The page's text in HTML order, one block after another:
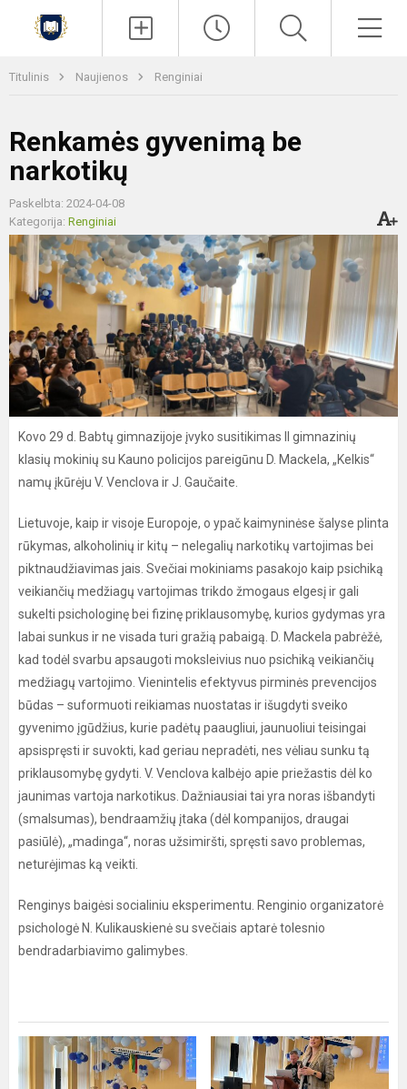
Titulinis Naujienos Renginiai
Renkamės gyvenimą be
narkotikų
Paskelbta: 2024-04-08
Kategorija: Renginiai
Kovo 29 d. Babtų gimnazijoje įvyko susitikimas II gimnazinių
klasių mokinių su Kauno policijos pareigūnu D. Mackela, „Kelkis“
namų įkūrėju V. Venclova ir J. Gaučaite.
Lietuvoje, kaip ir visoje Europoje, o ypač kaimyninėse šalyse plinta
rūkymas, alkoholinių ir kitų – nelegalių narkotikų vartojimas bei
piktnaudžiavimas jais. Svečiai mokiniams pasakojo kaip psichiką
veikiančių medžiagų vartojimas trikdo žmogaus elgesį ir gali
sukelti psichologinę bei fizinę priklausomybę, kurios gydymas yra
labai sunkus ir ne visada turi gražią pabaigą. D. Mackela pabrėžė,
kad todėl svarbu apsaugoti moksleivius nuo psichiką veikiančių
medžiagų vartojimo. Vienintelis efektyvus pirminės prevencijos
būdas – suformuoti reikiamas nuostatas ir išugdyti sveiko
gyvenimo įgūdžius, kurie padėtų paaugliui, jaunuoliui teisingai
apsispręsti ir suvokti, kad geriau nepradėti, nes vėliau sunku tą
priklausomybę gydyti. V. Venclova kalbėjo apie priežastis dėl ko
jaunimas vartoja narkotikus. Dažniausiai tai yra noras išbandyti
(smalsumas), bendraamžių įtaka (dėl kompanijos, draugai
pasiūlė), „madinga“, noras užsimiršti, spręsti savo problemas,
neturėjimas ką veikti.
Renginys baigėsi socialiniu eksperimentu. Renginio organizatorė
psichologė N. Kulikauskienė su svečiais aptarė tolesnio
bendradarbiavimo galimybes.